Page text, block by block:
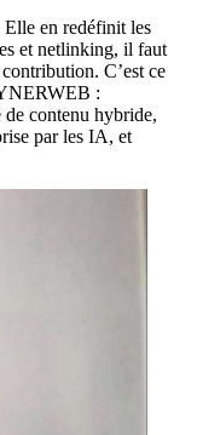
en redéfinit les
et netlinking, il faut
C’est ce
:
de contenu hybride,
par les IA, et